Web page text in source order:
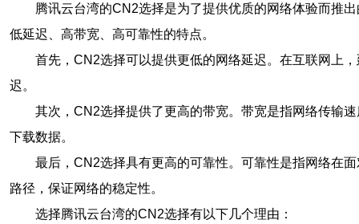
腾讯云台湾的CN2选择是为了提供优质的网络体验而推
低延迟、高带宽、高可靠性的特点。
首先，CN2选择可以提供更低的网络延迟。在互联网上
迟。
其次，CN2选择提供了更高的带宽。带宽是指网络传输
下载数据。
最后，CN2选择具有更高的可靠性。可靠性是指网络在
路径，保证网络的稳定性。
选择腾讯云台湾的CN2选择有以下几个理由：